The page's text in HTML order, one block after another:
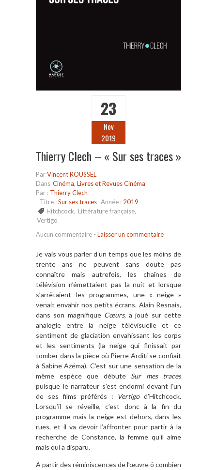
23
Nov
2019
Thierry Clech – « Sur ses traces »
ParVincent ROUSSEL
Dans Cinéma, Livres et Revues Cinéma
Par : Thierry Clech
Titre :Sur ses traces Année : 2019
Hitchcock, Littérature française,
Vertigo
Aucun commentaire - Laisser un commentaire
Je vais vous parler d’un temps que les moins de
trente ans ne peuvent sans doute pas
connaître mais autrefois, les chaînes de
télévision n’émettaient pas la nuit et lorsque
s’arrêtaient les programmes, une « neige »
venait envahir nos petits écrans. Alain Resnais,
dans son magnifique Cœurs, a joué sur cette
analogie entre la neige télévisuelle et ce
sentiment de glaciation envahissant les corps
et les sentiments (la neige qui finissait par
tomber dans la pièce où Pierre Arditi se confiait
à Sabine Azéma). C’est sur une sensation de la
même espèce que débute Sur mes traces
puisque le narrateur s’est endormi devant l’un
de ses films préférés : Vertigod’Hitchcock.
Lorsqu’il se réveille, c’est donc à la fin du
programme mais la neige est dehors, dans les
rues, et il va devoir l’affronter pour partir à la
recherche de Constance, la femme qu’il aime
mais qui a disparu.
A partir des réminiscences de l’œuvre ô combien